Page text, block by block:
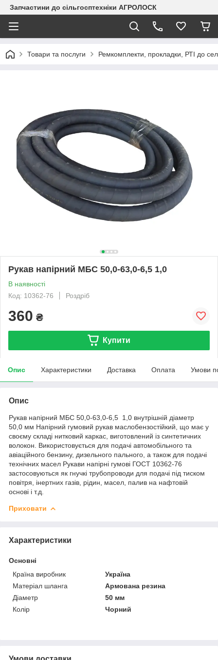
Запчастини до сільгосптехніки АГРОЛОСК
Товари та послуги Ремкомплекти, прокладки, РТІ до
Рукав напірний МБС 50,0-63,0-6,5 1,0
В наявності
Код: 10362-76
Роздріб
360 ₴
Купити
Опис Характеристики Доставка Оплата Умови
Опис
Рукав напірний МБС 50,0-63,0-6,5 1,0 внутрішній діаметр
50,0 мм Напірний гумовий рукав маслобензостійкий, що має у
своєму складі нитковий каркас, виготовлений із синтетичних
волокон. Використовується для подачі автомобільного та
авіаційного бензину, дизельного пального, а також для подачі
технічних масел Рукави напірні гумові ГОСТ 10362-76
застосовуються як гнучкі трубопроводи для подачі під тиском
повітря, інертних газів, рідин, масел, палив на нафтовій
основі і т.д.
Приховати
Характеристики
Основні
Країна виробник
Україна
Матеріал шланга
Армована резина
Діаметр
50 мм
Колір
Чорний